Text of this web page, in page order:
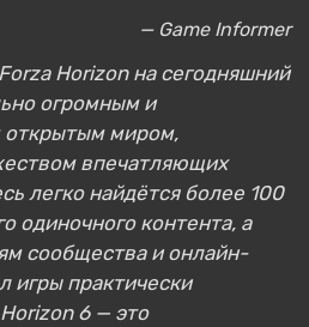
— Game Informer
Horizon на сегодняшний
огромным и
открытым миром,
впечатляющих
легко найдётся более 100
одиночного контента, а
сообщества и онлайн-
игры практически
6 — это